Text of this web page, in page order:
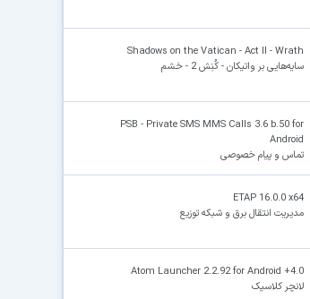
Shadows on the Vatican - Act II - Wrath
سایه‌هایی بر واتیکان - کُنِش 2 - خشم
PSB - Private SMS MMS Calls 3.6 b.50 for
Android
تماس و پیام خصوصی
ETAP 16.0.0 x64
مدیریت انتقال برق و شبکه توزیع
Atom Launcher 2.2.92 for Android +4.0
لانچر کلاسیک